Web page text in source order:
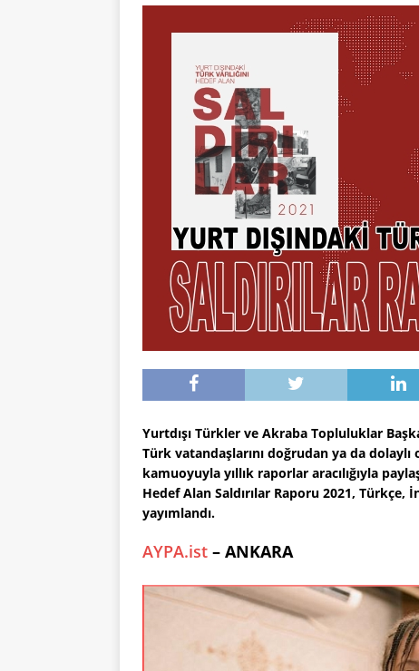
Yurtdışı Türkler ve Akraba Topluluklar
Türk vatandaşlarını doğrudan ya da dolaylı
kamuoyuyla yıllık raporlar aracılığıyla
Hedef Alan Saldırılar Raporu 2021, Türkçe,
yayımlandı.
AYPA.ist – ANKARA